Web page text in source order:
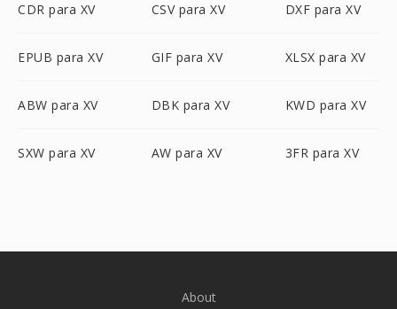
CDR para XV CSV para XV DXF para XV
EPUB para XV GIF para XV XLSX para XV
ABW para XV DBK para XV KWD para XV
SXW para XV AW para XV 3FR para XV
About